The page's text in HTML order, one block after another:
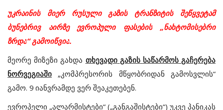
უკრაინის
მიერ რუსული გაზის ტრანზიტის
შეწყვეტამ
ბუნებრივ
აირზე ევროპული ფასების„ნახტომისებრი
ზრდა“გამოიწვია.
მეორე მიზეზი გახდა თხევადი გაზის საწარმოს გაჩერება
ნორვეგიაში „კომპრესორის მწყობრიდან გამოსვლის“
გამო. 9 იანვრამდე ვერ შეაკეთებენ.
ევროპელი „ალარმისტები“ („განგაშისტები“) უკვე პანიკას